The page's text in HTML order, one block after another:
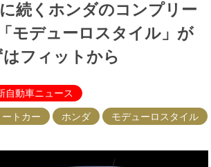
続くホンダのコンプリー
モデューロスタイル」が
フィットから
自動車ニュース
トカー ホンダ モデューロスタイル